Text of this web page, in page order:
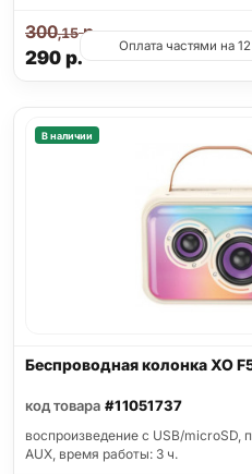
290р.
300,15р.
Оплата частями на
В наличии
Беспроводная колонка XO
код товара #11051737
воспроизведение с USB/microSD,
AUX, время работы: 3 ч.